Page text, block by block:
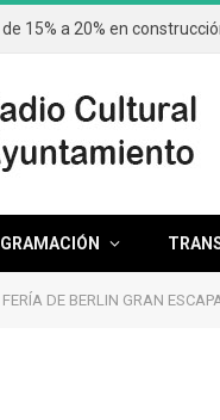
15% a 20% en
FERÍA DE BERLIN GRAN